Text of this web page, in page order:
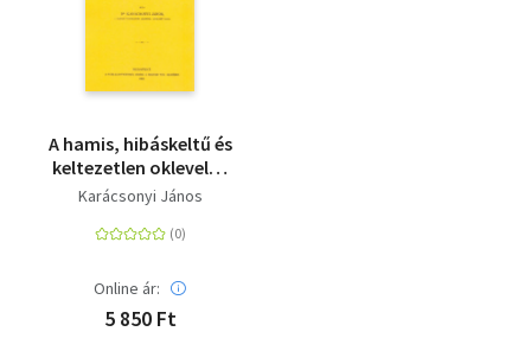
A hamis, hibáskeltű és
keltezetlen oklevelek
jegyzéke 1400-ig
Karácsonyi János
Online ár:
5 850 Ft